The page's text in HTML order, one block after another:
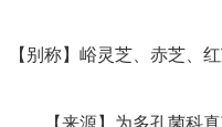
【别称】峪灵芝、赤芝、
【来源】为多孔菌科